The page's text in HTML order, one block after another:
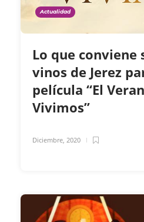
Actualidad
Lo que conviene
vinos de Jerez
película “El
Vivimos”
Diciembre, 2020